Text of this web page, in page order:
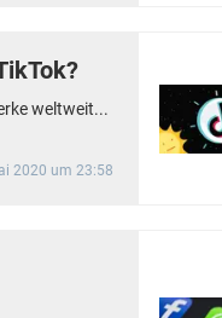
weltweit...
2020 um 23:58